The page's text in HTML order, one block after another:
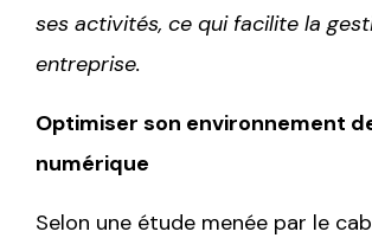
ses activités, ce qui facilite la
entreprise.
Optimiser son environnement
numérique
Selon une étude menée par le